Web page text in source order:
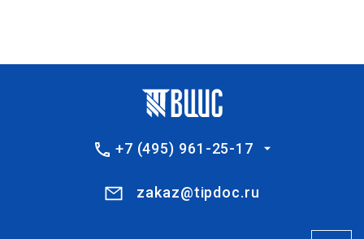
+7 (495) 961-25-17
zakaz@tipdoc.ru